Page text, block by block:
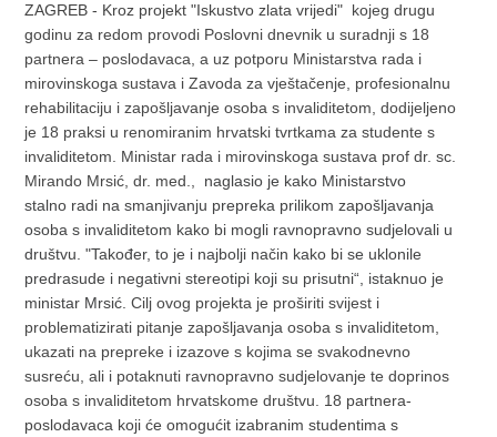
ZAGREB - Kroz projekt "Iskustvo zlata vrijedi" kojeg drugu
godinu za redom provodi Poslovni dnevnik u suradnji s 18
partnera – poslodavaca, a uz potporu Ministarstva rada i
mirovinskoga sustava i Zavoda za vještačenje, profesionalnu
rehabilitaciju i zapošljavanje osoba s invaliditetom, dodijeljeno
je 18 praksi u renomiranim hrvatski tvrtkama za studente s
invaliditetom. Ministar rada i mirovinskoga sustava prof dr. sc.
Mirando Mrsić, dr. med.,
naglasio je kako Ministarstvo
stalno radi na smanjivanju prepreka prilikom zapošljavanja
osoba s invaliditetom kako bi mogli ravnopravno sudjelovali u
društvu. "Također, to je i najbolji način kako bi se uklonile
predrasude i negativni stereotipi koji su prisutni“, istaknuo je
ministar Mrsić. Cilj ovog projekta je proširiti svijest i
problematizirati pitanje zapošljavanja osoba s invaliditetom,
ukazati na prepreke i izazove s kojima se svakodnevno
susreću, ali i potaknuti ravnopravno sudjelovanje te doprinos
osoba s invaliditetom hrvatskome društvu.
18 partnera-
poslodavaca koji će omogućit izabranim studentima s